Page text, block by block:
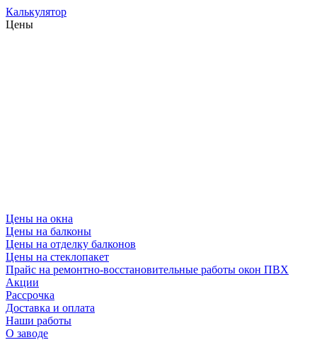
Калькулятор
Цены
Цены на окна
Цены на балконы
Цены на отделку балконов
Цены на стеклопакет
Прайс на ремонтно-восстановительные работы окон ПВХ
Акции
Рассрочка
Доставка и оплата
Наши работы
О заводе